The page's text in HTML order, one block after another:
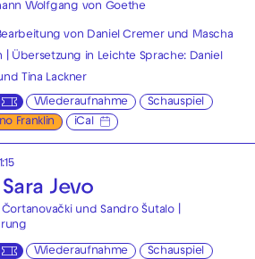
Wolfgang von Goethe
von Daniel Cremer und Mascha
| Übersetzung in Leichte Sprache: Daniel
Tina Lackner
Wiederaufnahme
Schauspiel
Franklin
iCal
Jevo
und Sandro Šutalo |
Wiederaufnahme
Schauspiel